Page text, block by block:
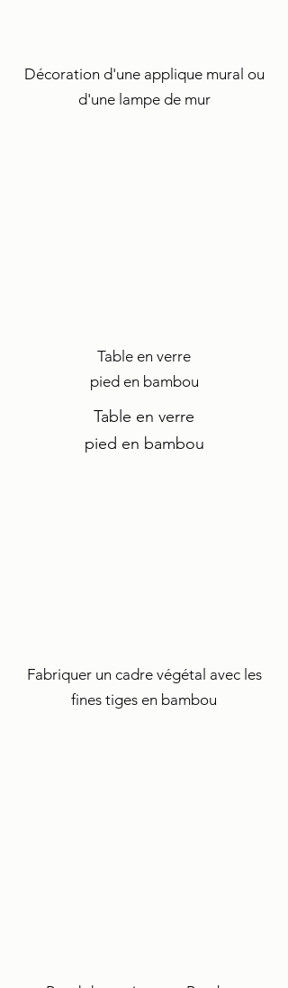
Décoration d'une applique mural ou
d'une lampe de mur
Table en verre
pied en bambou
Table en verre
pied en bambou
Fabriquer un cadre végétal avec les
fines tiges en bambou